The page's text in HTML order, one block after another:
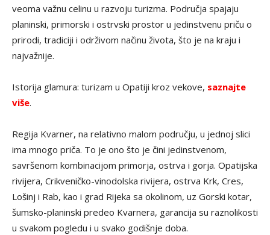
veoma važnu celinu u razvoju turizma. Područja spajaju
planinski, primorski i ostrvski prostor u jedinstvenu priču o
prirodi, tradiciji i održivom načinu života, što je na kraju i
najvažnije.
Istorija glamura: turizam u Opatiji kroz vekove, saznajte
više.
Regija Kvarner, na relativno malom području, u jednoj slici
ima mnogo priča. To je ono što je čini jedinstvenom,
savršenom kombinacijom primorja, ostrva i gorja. Opatijska
rivijera, Crikveničko-vinodolska rivijera, ostrva Krk, Cres,
Lošinj i Rab, kao i grad Rijeka sa okolinom, uz Gorski kotar,
šumsko-planinski predeo Kvarnera, garancija su raznolikosti
u svakom pogledu i u svako godišnje doba.